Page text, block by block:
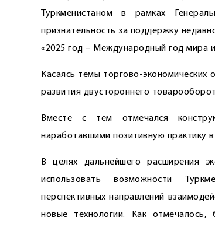
Туркменистаном в рамках
признательность за поддержку
«2025 год – Международный год мира
Касаясь темы торгово-экономических
развития двустороннего
Вместе с тем отмечался
наработавшими позитивную практику
В целях дальнейшего расширения
использовать возможности
перспективных направлений
новые технологии. Как отмечалось,